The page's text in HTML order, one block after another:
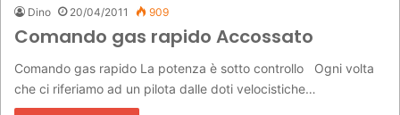
Dino 20/04/2011 909
Comando gas rapido Accossato
Comando gas rapido La potenza è sotto controllo Ogni volta
che ci riferiamo ad un pilota dalle doti velocistiche…